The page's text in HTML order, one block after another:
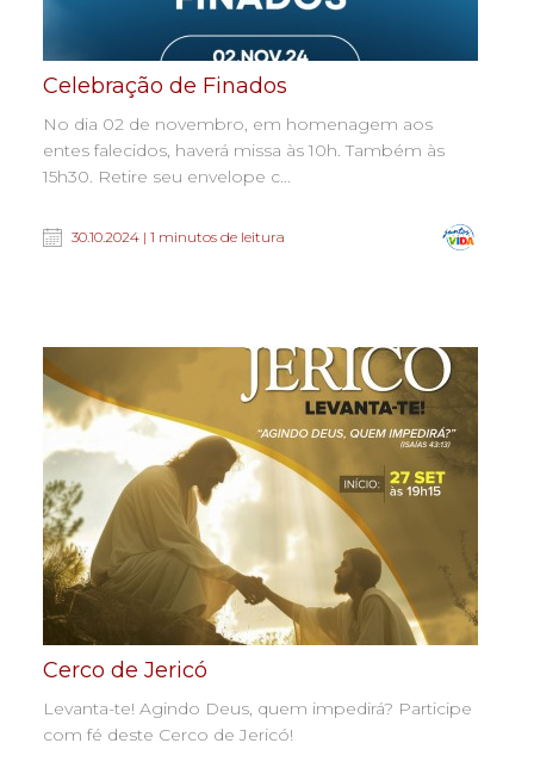
Celebração de Finados
No dia 02 de novembro, em homenagem aos
entes falecidos, haverá missa às 10h. Também às
15h30. Retire seu envelope c...
30.10.2024 | 1 minutos de leitura
Cerco de Jericó
Levanta-te! Agindo Deus, quem impedirá? Participe
com fé deste Cerco de Jericó!